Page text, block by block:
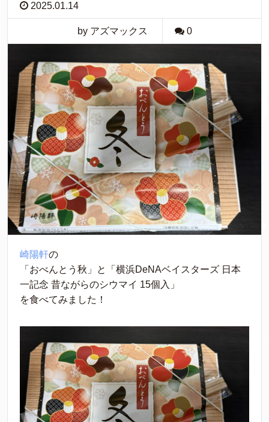
2025.01.14
by アズマックス 0
崎陽軒の
「おべんとう秋」と「横浜DeNAベイスターズ 日本
一記念 昔ながらのシウマイ 15個入」
を食べてみました！